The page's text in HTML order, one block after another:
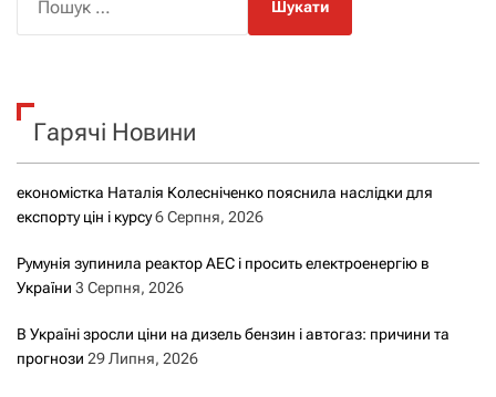
к
Гарячі Новини
економістка Наталія Колесніченко пояснила наслідки для
експорту цін і курсу6 Серпня, 2026
Румунія зупинила реактор АЕС і просить електроенергію в
України 3 Серпня, 2026
В Україні зросли ціни на дизель бензин і автогаз: причини та
прогнози 29 Липня, 2026